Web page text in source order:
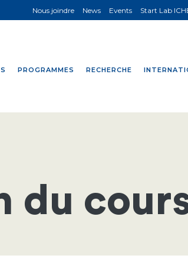
PROGRAMMES RECHERCHE
Nous joindre News Events Start Lab
du